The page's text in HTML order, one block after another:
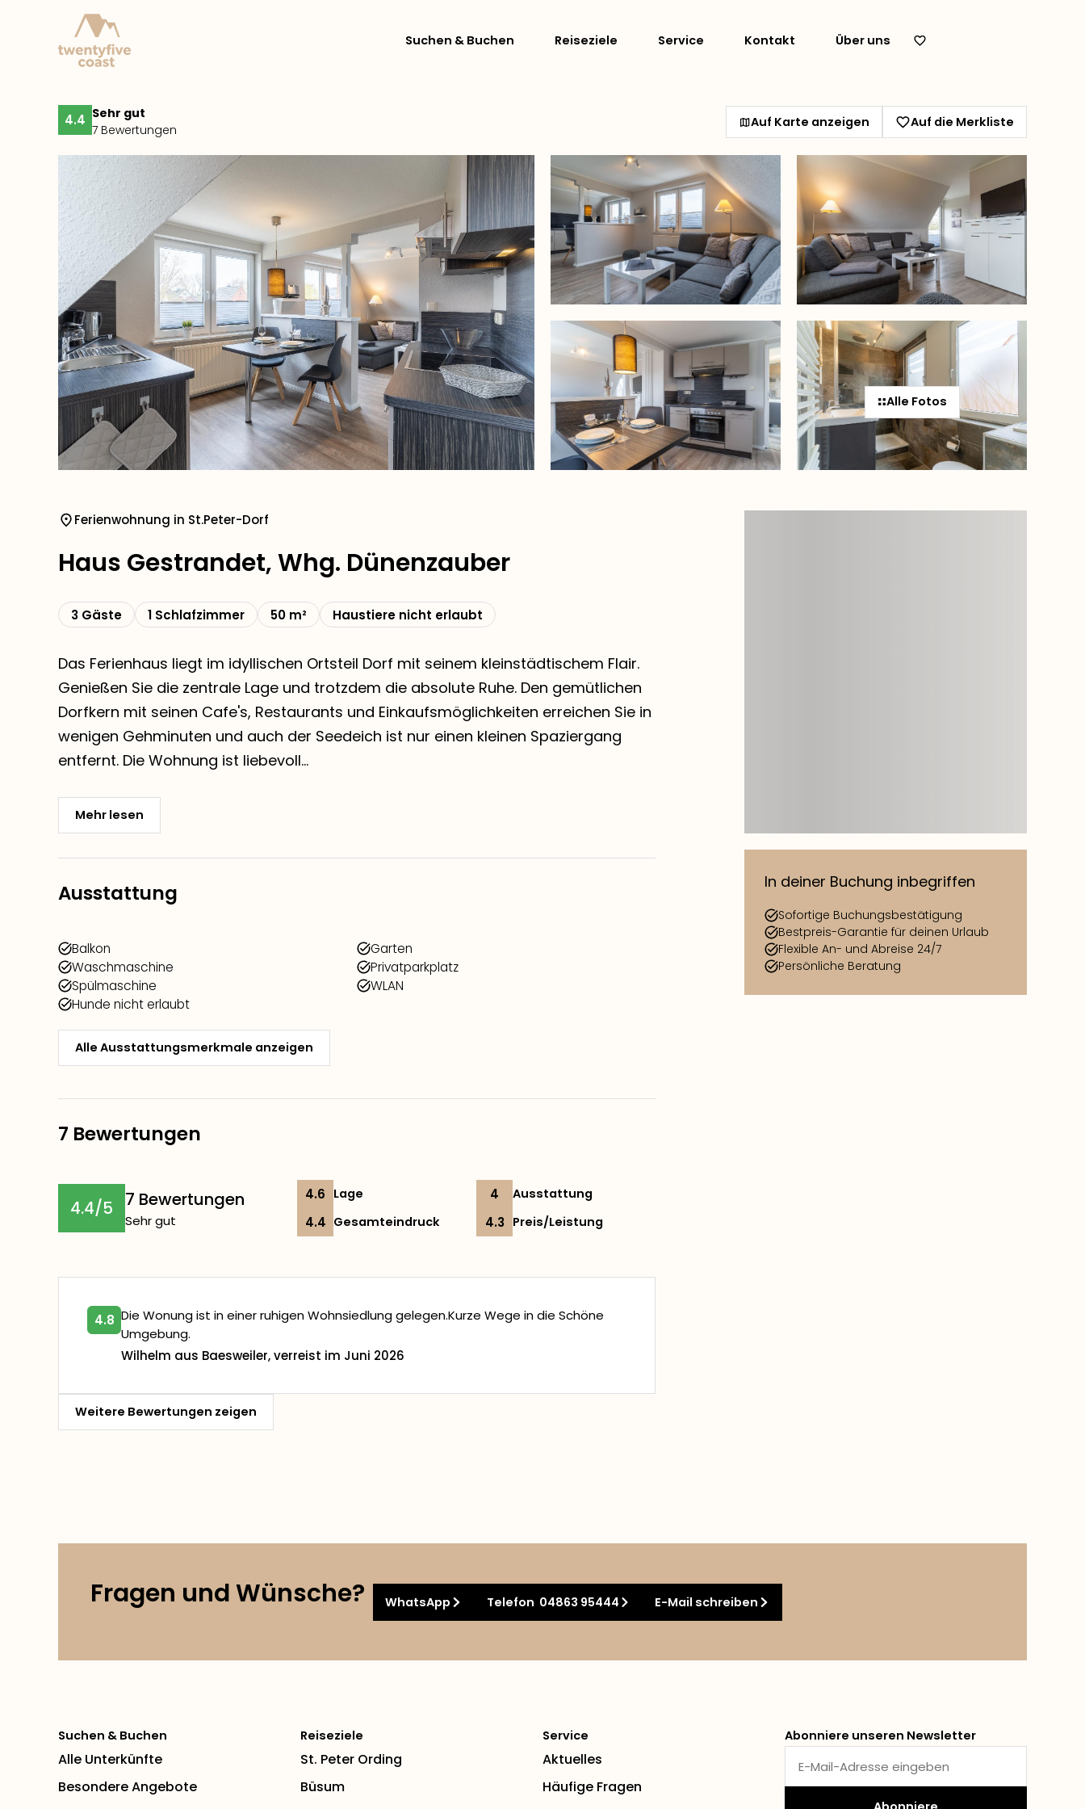
Suchen & Buchen Reiseziele Service Kontakt Über uns
4.4 Sehr gut
7 Bewertungen
Auf Karte anzeigen Auf die Merkliste
Alle Fotos
Ferienwohnung in St.Peter-Dorf
Haus Gestrandet, Whg. Dünenzauber
3 Gäste 1 Schlafzimmer 50 m² Haustiere nicht erlaubt
Das Ferienhaus liegt im idyllischen Ortsteil Dorf mit seinem kleinstädtischem Flair.
Genießen Sie die zentrale Lage und trotzdem die absolute Ruhe. Den gemütlichen
Dorfkern mit seinen Cafe's, Restaurants und Einkaufsmöglichkeiten erreichen Sie in
wenigen Gehminuten und auch der Seedeich ist nur einen kleinen Spaziergang
entfernt. Die Wohnung ist liebevoll...
Mehr lesen
Ausstattung
Balkon
Garten
Waschmaschine
Privatparkplatz
Spülmaschine
WLAN
Hunde nicht erlaubt
Alle Ausstattungsmerkmale anzeigen
7 Bewertungen
4.4/5 7 Bewertungen
Sehr gut
4.6 Lage 4 Ausstattung
4.4 Gesamteindruck 4.3 Preis/Leistung
4.8 Die Wonung ist in einer ruhigen Wohnsiedlung gelegen.Kurze Wege in die Schöne
Umgebung.
Wilhelm aus Baesweiler, verreist im Juni 2026
Weitere Bewertungen zeigen
In deiner Buchung inbegriffen
Sofortige Buchungsbestätigung
Bestpreis-Garantie für deinen Urlaub
Flexible An- und Abreise 24/7
Persönliche Beratung
Fragen und Wünsche? WhatsApp Telefon 04863 95444 E-Mail schreiben
Suchen & Buchen
Alle Unterkünfte
Besondere Angebote
Reiseziele
St. Peter Ording
Büsum
Service
Aktuelles
Häufige Fragen
Abonniere unseren Newsletter